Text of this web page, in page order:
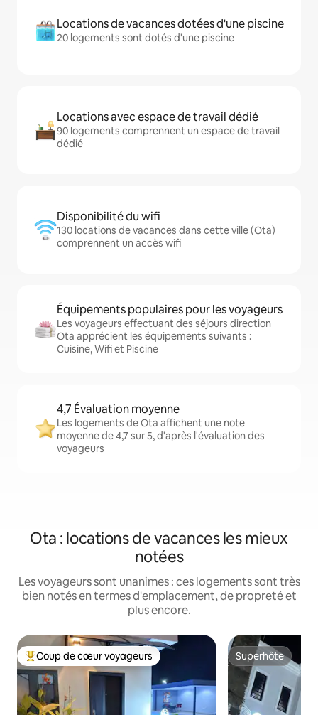
Locations de vacances dotées d'une piscine
20 logements sont dotés d'une piscine
Locations avec espace de travail dédié
90 logements comprennent un espace de travail
dédié
Disponibilité du wifi
130 locations de vacances dans cette ville (Ota)
comprennent un accès wifi
Équipements populaires pour les voyageurs
Les voyageurs effectuant des séjours direction
Ota apprécient les équipements suivants :
Cuisine, Wifi et Piscine
4,7 Évaluation moyenne
Les logements de Ota affichent une note
moyenne de 4,7 sur 5, d'après l'évaluation des
voyageurs
Ota : locations de vacances les mieux
notées
Les voyageurs sont unanimes : ces logements sont très
bien notés en termes d'emplacement, de propreté et
plus encore.
Coups de cœur voyageurs les plus appréciés
Coup de cœur voyageurs Superhôte
Superhôte